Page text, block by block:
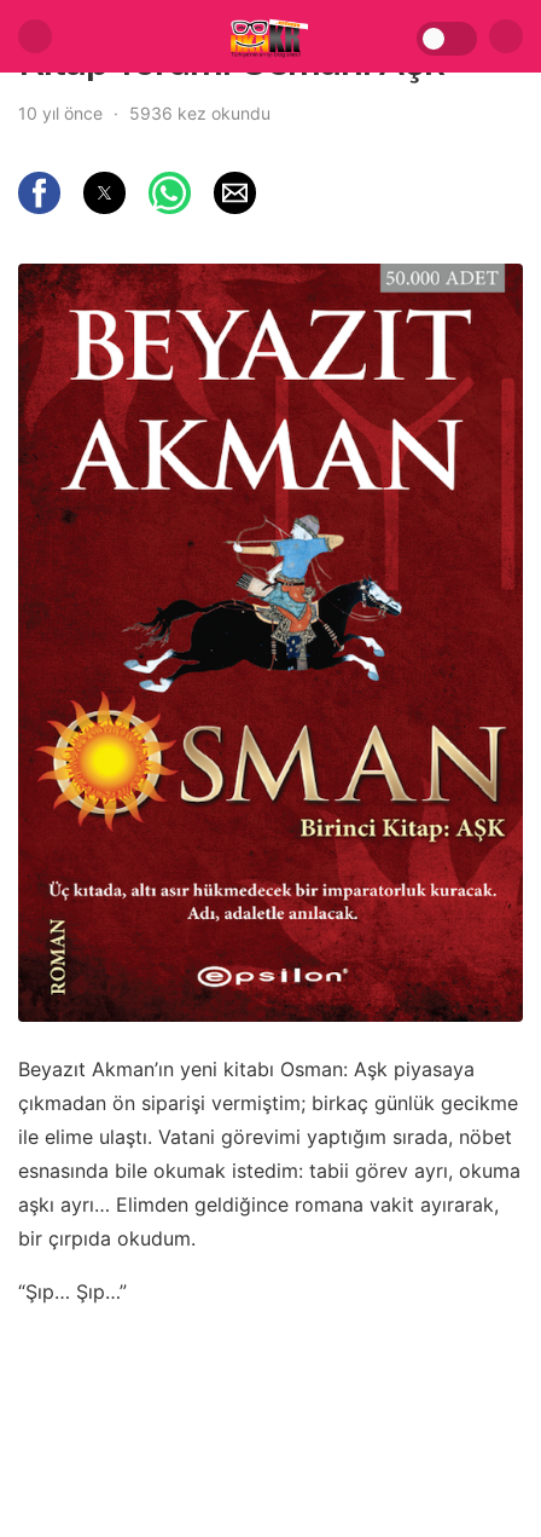
Kitap Yorum: Osman: Aşk
10 yıl önce 5936 kez okundu
Beyazıt Akman’ın yeni kitabı Osman: Aşk piyasaya
çıkmadan ön siparişi vermiştim; birkaç günlük gecikme
ile elime ulaştı. Vatani görevimi yaptığım sırada, nöbet
esnasında bile okumak istedim: tabii görev ayrı, okuma
aşkı ayrı… Elimden geldiğince romana vakit ayırarak,
bir çırpıda okudum.
“Şıp… Şıp…”